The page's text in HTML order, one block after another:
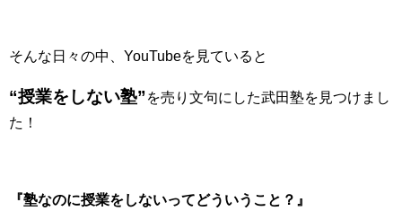
そんな日々の中、YouTubeを見ていると
“授業をしない塾”を売り文句にした武田塾を見つけまし
た！
『塾なのに授業をしないってどういうこと？』